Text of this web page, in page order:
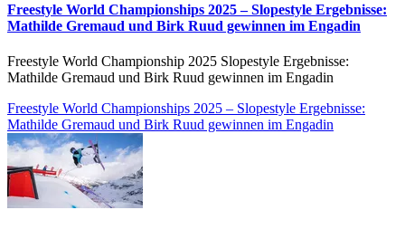
Freestyle World Championships 2025 – Slopestyle Ergebnisse:
Mathilde Gremaud und Birk Ruud gewinnen im Engadin
Freestyle World Championship 2025 Slopestyle Ergebnisse:
Mathilde Gremaud und Birk Ruud gewinnen im Engadin
Freestyle World Championships 2025 – Slopestyle Ergebnisse:
Mathilde Gremaud und Birk Ruud gewinnen im Engadin